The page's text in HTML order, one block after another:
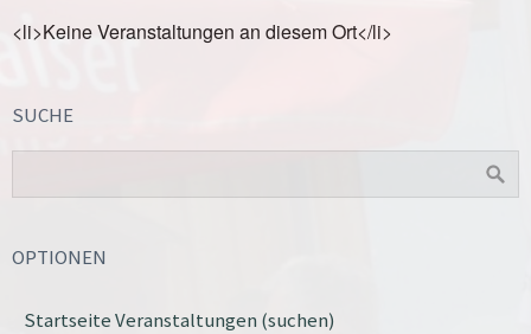
<li>Keine Veranstaltungen an diesem Ort</li>
SUCHE
OPTIONEN
Startseite Veranstaltungen (suchen)